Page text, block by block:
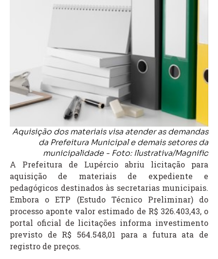
Aquisição dos materiais visa atender as demandas
da Prefeitura Municipal e demais setores da
municipalidade - Foto: Ilustrativa/Magnific
A Prefeitura de Lupércio abriu licitação para
aquisição de materiais de expediente e
pedagógicos destinados às secretarias municipais.
Embora o ETP (Estudo Técnico Preliminar) do
processo aponte valor estimado de R$ 326.403,43, o
portal oficial de licitações informa investimento
previsto de R$ 564.548,01 para a futura ata de
registro de preços.